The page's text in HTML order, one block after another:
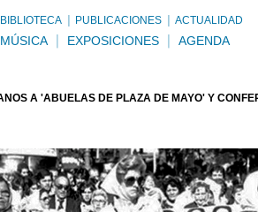
BIBLIOTECA PUBLICACIONES ACTUALIDAD
MÚSICA EXPOSICIONES AGENDA
A 'ABUELAS DE PLAZA DE MAYO' Y